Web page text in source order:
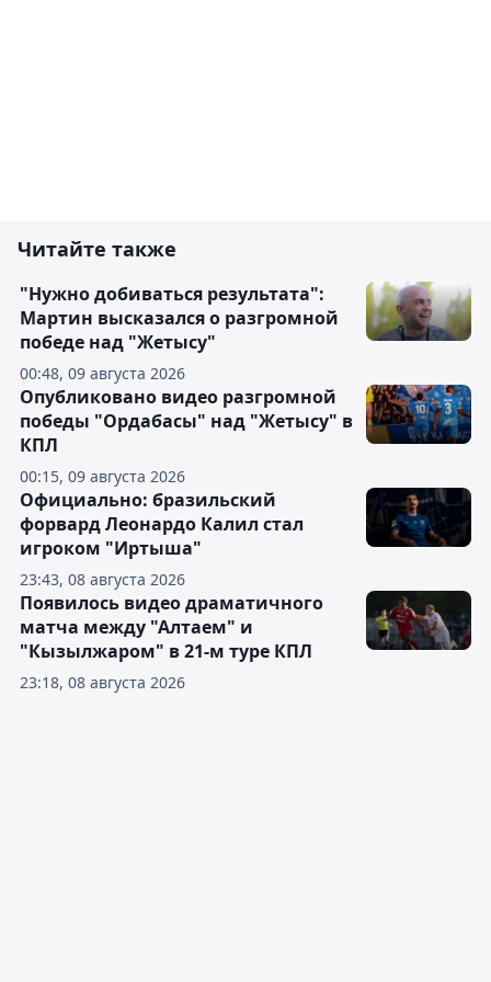
Читайте также
00:48, 09 августа 2026
"Нужно добиваться результата":
Мартин высказался о разгромной
победе над "Жетысу"
00:15, 09 августа 2026
Опубликовано видео разгромной
победы "Ордабасы" над "Жетысу" в
КПЛ
23:43, 08 августа 2026
Официально: бразильский
форвард Леонардо Калил стал
игроком "Иртыша"
23:18, 08 августа 2026
Появилось видео драматичного
матча между "Алтаем" и
"Кызылжаром" в 21-м туре КПЛ